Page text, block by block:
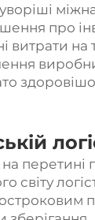
про
витрати
перетині
світу